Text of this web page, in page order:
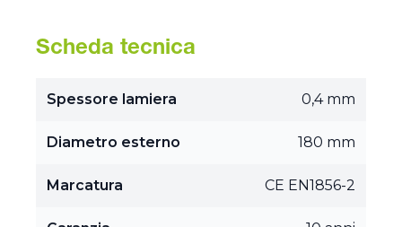
Scheda tecnica
Spessore lamiera 0,4 mm
Diametro esterno 180 mm
Marcatura CE EN1856-2